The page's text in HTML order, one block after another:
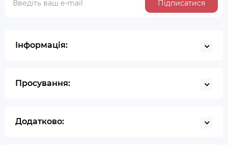
Підписатися
Інформація:
Просування:
Додатково: